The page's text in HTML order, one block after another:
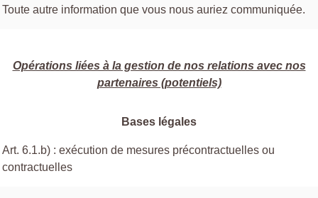
Toute autre information que vous nous auriez communiquée.
Opérations liées à la gestion de nos relations avec nos
partenaires (potentiels)
Bases légales
Art. 6.1.b) : exécution de mesures précontractuelles ou
contractuelles